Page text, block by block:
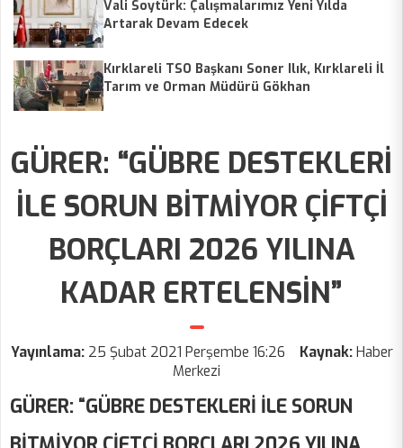
Vali Soytürk: Çalışmalarımız Yeni Yılda
Artarak Devam Edecek
Kırklareli TSO Başkanı Soner Ilık, Kırklareli İl
Tarım ve Orman Müdürü Gökhan
GÜRER: “GÜBRE DESTEKLERİ
İLE SORUN BİTMİYOR ÇİFTÇİ
BORÇLARI 2026 YILINA
KADAR ERTELENSİN”
Yayınlama: 25 Şubat 2021 Perşembe 16:26 Kaynak: Haber
Merkezi
GÜRER: “GÜBRE DESTEKLERİ İLE SORUN